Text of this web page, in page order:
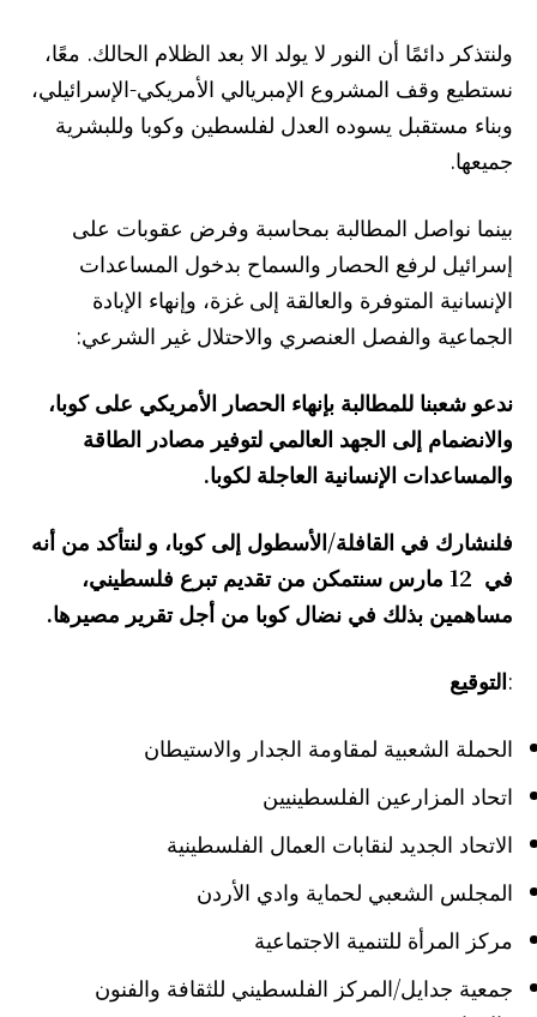
ولنتذكر دائمًا أن النور لا يولد الا بعد الظلام الحالك. معًا،
نستطيع وقف المشروع الإمبريالي الأمريكي-الإسرائيلي،
وبناء مستقبل يسوده العدل لفلسطين وكوبا وللبشرية
جميعها.
بينما نواصل المطالبة بمحاسبة وفرض عقوبات على
إسرائيل لرفع الحصار والسماح بدخول المساعدات
الإنسانية المتوفرة والعالقة إلى غزة، وإنهاء الإبادة
الجماعية والفصل العنصري والاحتلال غير الشرعي:
ندعو شعبنا للمطالبة بإنهاء الحصار الأمريكي على كوبا،
والانضمام إلى الجهد العالمي لتوفير مصادر الطاقة
والمساعدات الإنسانية العاجلة لكوبا.
فلنشارك في القافلة/الأسطول إلى كوبا، و لنتأكد من أنه
في 21 مارس سنتمكن من تقديم تبرع فلسطيني،
مساهمين بذلك في نضال كوبا من أجل تقرير مصيرها.
:التوقيع
الحملة الشعبية لمقاومة الجدار والاستيطان
اتحاد المزارعين الفلسطينيين
الاتحاد الجديد لنقابات العمال الفلسطينية
المجلس الشعبي لحماية وادي الأردن
مركز المرأة للتنمية الاجتماعية
جمعية جدايل/المركز الفلسطيني للثقافة والفنون